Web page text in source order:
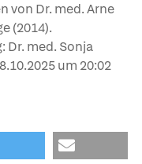
von Dr. med. Arne
(2014).
Dr. med. Sonja
um 20:02